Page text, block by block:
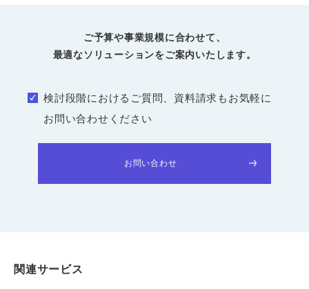
ご予算や事業規模に合わせて、
最適なソリューションをご案内いたします。
検討段階におけるご質問、資料請求もお気軽に
お問い合わせください
お問い合わせ
関連サービス